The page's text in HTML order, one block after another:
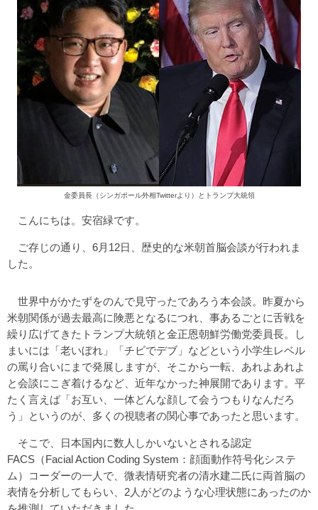
金委員長（シンガポール外相Twitterより）とトランプ大統領
こんにちは。安宿緑です。
ご存じの通り、6月12日、歴史的な米朝首脳会談が行われま
した。
世界中がかたずをのんで見守ったであろう本会談。昨夏から
米朝関係が過去最高に険悪となるにつれ、事あるごとに舌戦を
繰り広げてきたトランプ大統領と金正恩朝鮮労働党委員長。し
まいには「老いぼれ」「チビでデブ」などという小学生レベル
の罵り合いにまで発展しますが、そこから一転、あれよあれよ
と会談にこぎ着けるなど、近年なかった神展開であります。平
たく言えば「お互い、一体どんな顔して会うつもりなんだろ
う」というのが、多くの視聴者の関心事であったと思います。
そこで、日本国内に数人しかいないとされる認定
FACS（Facial Action Coding System：顔面動作符号化システ
ム）コーダーの一人で、微表情研究者の清水建二氏に両首脳の
表情を分析してもらい、2人がどのような心理状態にあったのか